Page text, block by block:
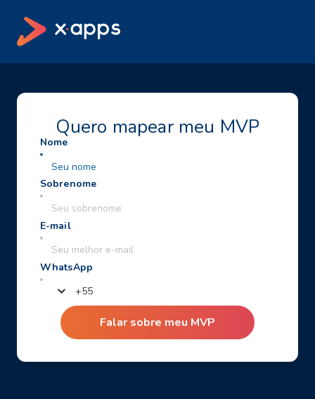
Quero mapear meu MVP
+55
Falar sobre meu MVP